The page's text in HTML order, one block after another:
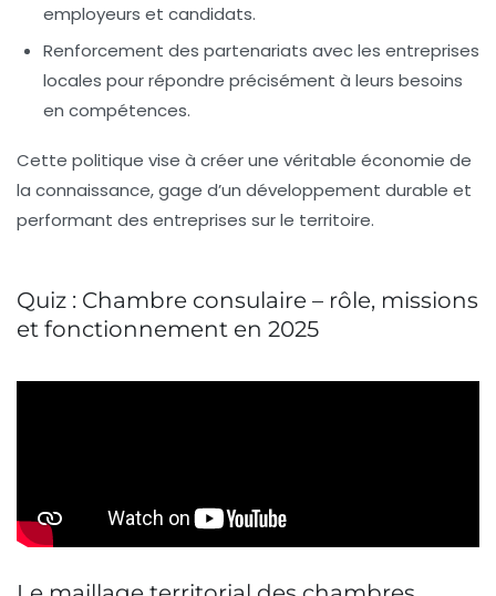
employeurs et candidats.
Renforcement des partenariats avec les entreprises
locales pour répondre précisément à leurs besoins
en compétences.
Cette politique vise à créer une véritable économie de
la connaissance, gage d’un développement durable et
performant des entreprises sur le territoire.
Quiz : Chambre consulaire – rôle, missions
et fonctionnement en 2025